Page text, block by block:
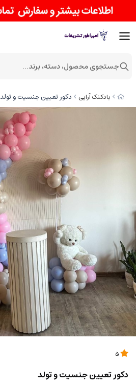
بادکنک آرایی دکور تعیین جنسیت و تولد
دکور تعیین جنسیت و تولد
جستجوی محصول، دسته، برند...